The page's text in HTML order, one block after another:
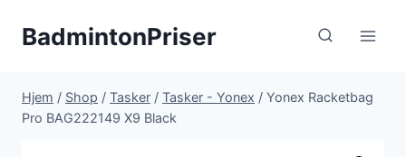
BadmintonPriser
Hjem / Shop / Tasker / Tasker - Yonex / Yonex Racketbag
Pro BAG222149 X9 Black